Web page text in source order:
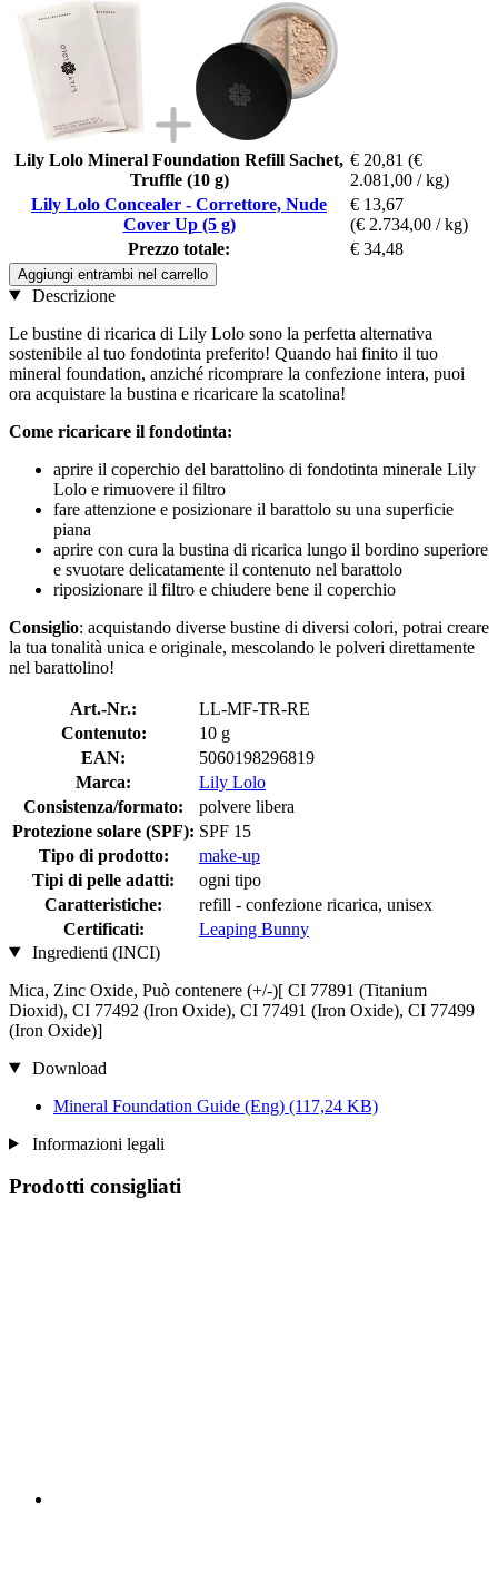
Lily Lolo Mineral Foundation Refill Sachet,
Truffle (10 g)
€ 20,81 (€
2.081,00 / kg)
Lily Lolo Concealer - Correttore, Nude
Cover Up (5 g)
€ 13,67
(€ 2.734,00 / kg)
Prezzo totale:
€ 34,48
Aggiungi entrambi nel carrello
Descrizione
Le bustine di ricarica di Lily Lolo sono la perfetta alternativa
sostenibile al tuo fondotinta preferito! Quando hai finito il tuo
mineral foundation, anziché ricomprare la confezione intera, puoi
ora acquistare la bustina e ricaricare la scatolina!
Come ricaricare il fondotinta:
aprire il coperchio del barattolino di fondotinta minerale Lily
Lolo e rimuovere il filtro
fare attenzione e posizionare il barattolo su una superficie
piana
aprire con cura la bustina di ricarica lungo il bordino superiore
e svuotare delicatamente il contenuto nel barattolo
riposizionare il filtro e chiudere bene il coperchio
Consiglio: acquistando diverse bustine di diversi colori, potrai creare
la tua tonalità unica e originale, mescolando le polveri direttamente
nel barattolino!
Art.-Nr.:
LL-MF-TR-RE
Contenuto:
10 g
EAN:
5060198296819
Marca:
Lily Lolo
Consistenza/formato:
polvere libera
Protezione solare (SPF): SPF 15
Tipo di prodotto:
make-up
Tipi di pelle adatti:
ogni tipo
Caratteristiche:
refill - confezione ricarica, unisex
Certificati:
Leaping Bunny
Ingredienti (INCI)
Mica, Zinc Oxide, Può contenere (+/-)[ CI 77891 (Titanium
Dioxid), CI 77492 (Iron Oxide), CI 77491 (Iron Oxide), CI 77499
(Iron Oxide)]
Download
Mineral Foundation Guide (Eng) (117,24 KB)
Informazioni legali
Prodotti consigliati